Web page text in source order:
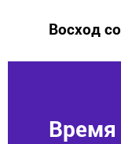
Восход
Время